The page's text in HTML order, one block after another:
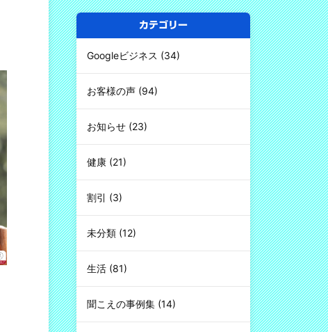
カテゴリー
Googleビジネス (34)
お客様の声 (94)
お知らせ (23)
健康 (21)
割引 (3)
未分類 (12)
生活 (81)
聞こえの事例集 (14)